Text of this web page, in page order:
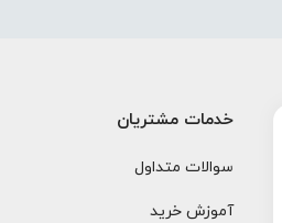
خدمات مشتریان
سوالات متداول
آموزش خرید